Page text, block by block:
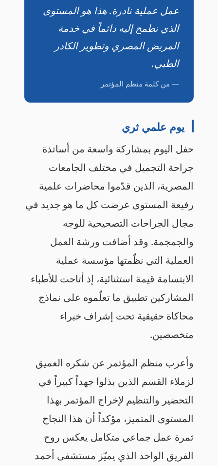
عمل عملية نادرة. هذا هو المستوى
الذي نطمح إليه دائماً في خدمة
المريض المصري وتطوير الكادر
الطبي.
— من كلمة منظم المؤتمر
يوم علمي ثري
حفل اليوم بمشاركة واسعة من أساتذة
جراحة التجميل في مختلف الجامعات
المصرية، الذين قدّموا محاضرات علمية
رفيعة المستوى عرضت كل ما هو جديد في
مجال الجراحات التصحيحية للوجه
والجمجمة. وقد أضافت ورشة العمل
العملية التي نظّمتها مؤسسة عملية
الابتسامة قيمة استثنائية، إذ أتاحت للأطباء
المشاركين تطبيق ما تعلّموه على نماذج
محاكاة حقيقية تحت إشراف خبراء
متخصصين.
وأعرب منظم المؤتمر عن شكره العميق
لزملاء القسم الذين بذلوا جهداً كبيراً في
التحضير والتنظيم لإخراج المؤتمر بهذا
المستوى المتميز، مؤكداً أن هذا النجاح
ثمرة عمل جماعي متكامل يعكس روح
الفريق الواحد الذي يميّز مستشفى أحمد